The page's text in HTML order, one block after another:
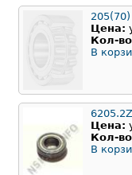
205(70)
Цена:
Кол-
В
Цена:
Кол-
В